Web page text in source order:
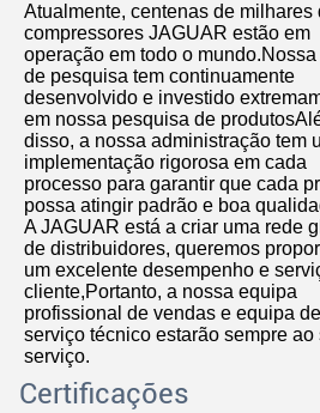
Atualmente, centenas de milhares
compressores JAGUAR estão em
operação em todo o
de pesquisa tem continuamente
desenvolvido e investido
em nossa pesquisa de
disso, a nossa administração tem
implementação rigorosa em cada
processo para garantir que cada
possa atingir padrão e boa
A JAGUAR está a criar uma rede
de distribuidores, queremos
um excelente desempenho e
cliente,Portanto, a nossa equipa
profissional de vendas e equipa de
serviço técnico estarão sempre ao
serviço.
Certificações